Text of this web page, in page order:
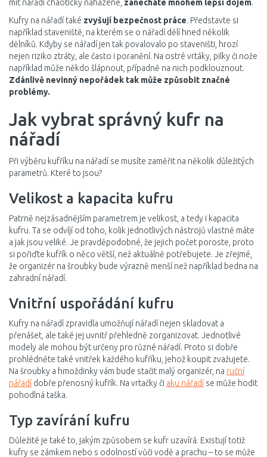
mít nářadí chaoticky naházené, zanecháte mnohem lepší dojem.
Kufry na nářadí také zvyšují bezpečnost práce. Představte si
například staveniště, na kterém se o nářadí dělí hned několik
dělníků. Kdyby se nářadí jen tak povalovalo po staveništi, hrozí
nejen riziko ztráty, ale často i poranění. Na ostré vrtáky, pilky či nože
například může někdo šlápnout, případně na nich podklouznout.
Zdánlivě nevinný nepořádek tak může způsobit značné
problémy.
Jak vybrat správný kufr na
nářadí
Při výběru kufříku na nářadí se musíte zaměřit na několik důležitých
parametrů. Které to jsou?
Velikost a kapacita kufru
Patrně nejzásadnějším parametrem je velikost, a tedy i kapacita
kufru. Ta se odvíjí od toho, kolik jednotlivých nástrojů vlastně máte
a jak jsou veliké. Je pravděpodobné, že jejich počet poroste, proto
si pořiďte kufřík o něco větší, než aktuálně potřebujete. Je zřejmé,
že organizér na šroubky bude výrazně menší než například bedna na
zahradní nářadí.
Vnitřní uspořádání kufru
Kufry na nářadí zpravidla umožňují nářadí nejen skladovat a
přenášet, ale také jej uvnitř přehledně zorganizovat. Jednotlivé
modely ale mohou být určeny pro různé nářadí. Proto si dobře
prohlédněte také vnitřek každého kufříku, jehož koupit zvažujete.
Na šroubky a hmoždinky vám bude stačit malý organizér, na ruční
nářadí dobře přenosný kufřík. Na vrtačky či aku nářadí se může hodit
pohodlná taška.
Typ zavírání kufru
Důležité je také to, jakým způsobem se kufr uzavírá. Existují totiž
kufry se zámkem nebo s odolností vůči vodě a prachu – to se může